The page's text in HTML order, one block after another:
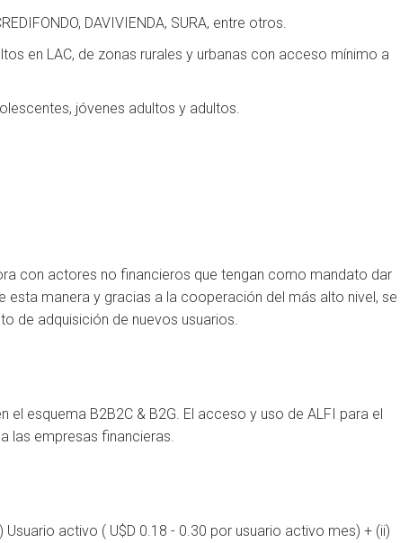
DAVIVIENDA, SURA, entre otros.
en LAC, de zonas rurales y urbanas con acceso mínimo a
jóvenes adultos y adultos.
con actores no financieros que tengan como mandato dar
esta manera y gracias a la cooperación del más alto nivel, se
de adquisición de nuevos usuarios.
esquema B2B2C & B2G. El acceso y uso de ALFI para el
las empresas financieras.
activo ( U$D 0.18 - 0.30 por usuario activo mes) + (ii)